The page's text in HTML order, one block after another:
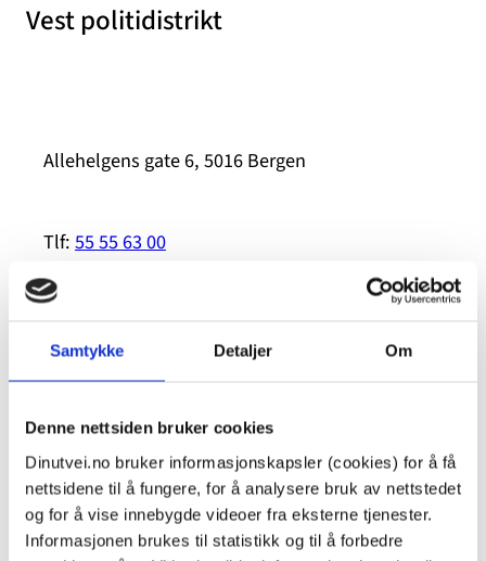
Samtykke Detaljer Om
Denne nettsiden bruker cookies
Dinutvei.no bruker informasjonskapsler (cookies) for å få
nettsidene til å fungere, for å analysere bruk av nettstedet
og for å vise innebygde videoer fra eksterne tjenester.
Informasjonen brukes til statistikk og til å forbedre
Vest politidistrikt
Allehelgens gate 6, 5016 Bergen
Tlf:55 55 63 00
Relaterte saker